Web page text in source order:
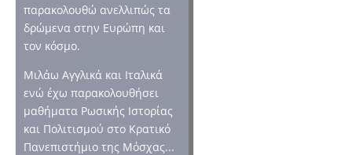
παρακολουθώ ανελλιπώς τα
δρώμενα στην Ευρώπη και
τον κόσμο.
Μιλάω Αγγλικά και Ιταλικά
ενώ έχω παρακολουθήσει
μαθήματα Ρωσικής Ιστορίας
και Πολιτισμού στο Κρατικό
Πανεπιστήμιο της Μόσχας...